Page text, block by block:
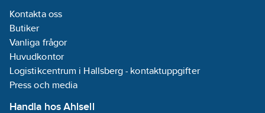
Kontakta oss
Butiker
Vanliga frågor
Huvudkontor
Logistikcentrum i Hallsberg - kontaktuppgifter
Press och media
Handla hos Ahlsell